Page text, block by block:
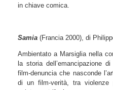
in chiave comica.
Samia (Francia 2000), di
Ambientato a Marsiglia nella
la storia dell’emancipazione
film-denuncia che nasconde
di un film-verità, tra violenze